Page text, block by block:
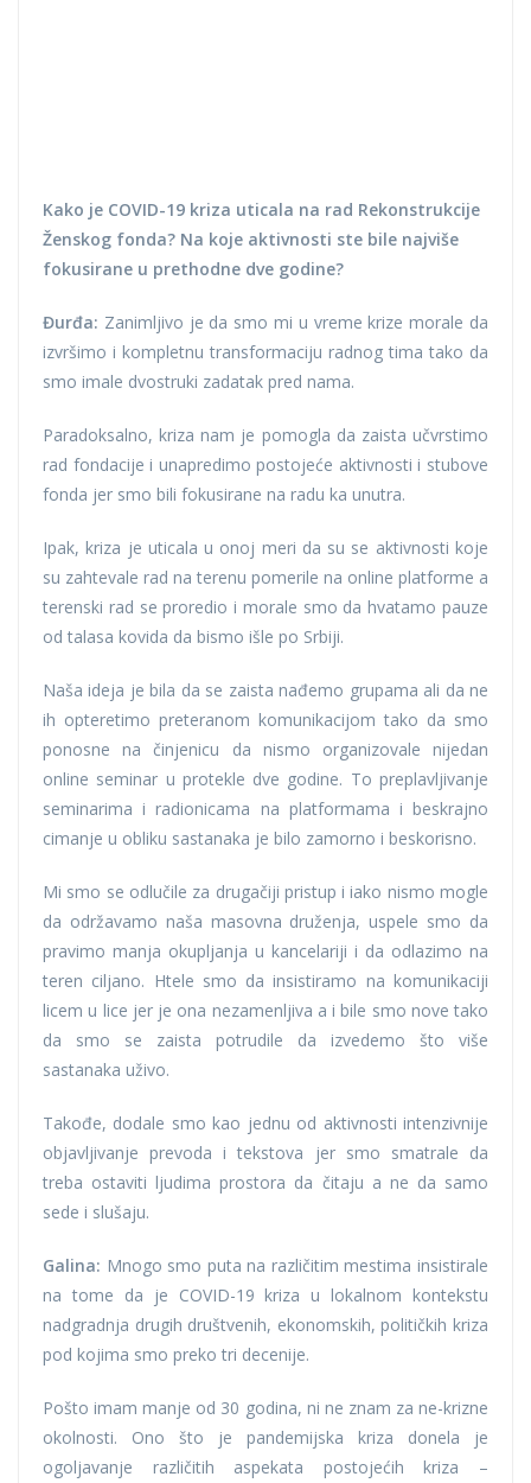
Kako je COVID-19 kriza uticala na rad Rekonstrukcije
Ženskog fonda? Na koje aktivnosti ste bile najviše
fokusirane u prethodne dve godine?
Đurđa: Zanimljivo je da smo mi u vreme krize morale da
izvršimo i kompletnu transformaciju radnog tima tako da
smo imale dvostruki zadatak pred nama.
Paradoksalno, kriza nam je pomogla da zaista učvrstimo
rad fondacije i unapredimo postojeće aktivnosti i stubove
fonda jer smo bili fokusirane na radu ka unutra.
Ipak, kriza je uticala u onoj meri da su se aktivnosti koje
su zahtevale rad na terenu pomerile na online platforme a
terenski rad se proredio i morale smo da hvatamo pauze
od talasa kovida da bismo išle po Srbiji.
Naša ideja je bila da se zaista nađemo grupama ali da ne
ih opteretimo preteranom komunikacijom tako da smo
ponosne na činjenicu da nismo organizovale nijedan
online seminar u protekle dve godine. To preplavljivanje
seminarima i radionicama na platformama i beskrajno
cimanje u obliku sastanaka je bilo zamorno i beskorisno.
Mi smo se odlučile za drugačiji pristup i iako nismo mogle
da održavamo naša masovna druženja, uspele smo da
pravimo manja okupljanja u kancelariji i da odlazimo na
teren ciljano. Htele smo da insistiramo na komunikaciji
licem u lice jer je ona nezamenljiva a i bile smo nove tako
da smo se zaista potrudile da izvedemo što više
sastanaka uživo.
Takođe, dodale smo kao jednu od aktivnosti intenzivnije
objavljivanje prevoda i tekstova jer smo smatrale da
treba ostaviti ljudima prostora da čitaju a ne da samo
sede i slušaju.
Galina: Mnogo smo puta na različitim mestima insistirale
na tome da je COVID-19 kriza u lokalnom kontekstu
nadgradnja drugih društvenih, ekonomskih, političkih kriza
pod kojima smo preko tri decenije.
Pošto imam manje od 30 godina, ni ne znam za ne-krizne
okolnosti. Ono što je pandemijska kriza donela je
ogoljavanje različitih aspekata postojećih kriza –